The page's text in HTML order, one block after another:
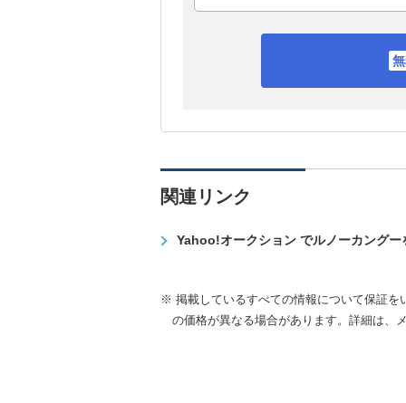
関連リンク
Yahoo!オークション でルノーカングー
※ 掲載しているすべての情報について保証を
の価格が異なる場合があります。詳細は、